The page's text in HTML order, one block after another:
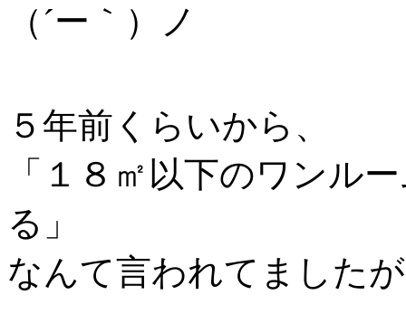
（´ー｀）ノ
５年前くらいから、
「１８㎡以下のワンル
る」
なんて言われてました